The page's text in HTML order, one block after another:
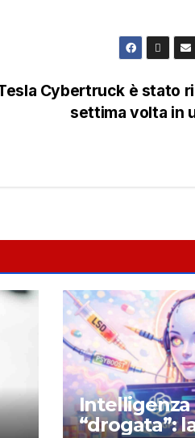
Cybertruck è stato
settima volta in
“drogata”: